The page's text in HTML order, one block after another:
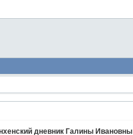
дневник Галины Ивановны